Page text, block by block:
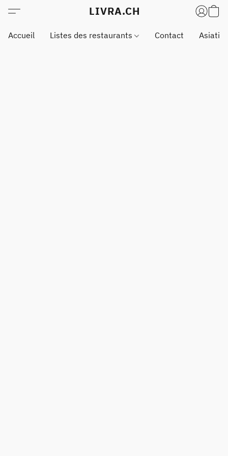
LIVRA.CH
Accueil Listes des restaurants Contact